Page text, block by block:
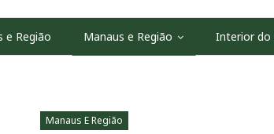
e Região Manaus e Região Interior do
Manaus E Região